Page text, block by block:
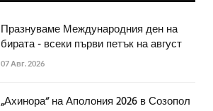
Празнуваме Международния ден на
бирата - всеки първи петък на август
07 Авг. 2026
„Ахинора“ на Аполония 2026 в Созопол